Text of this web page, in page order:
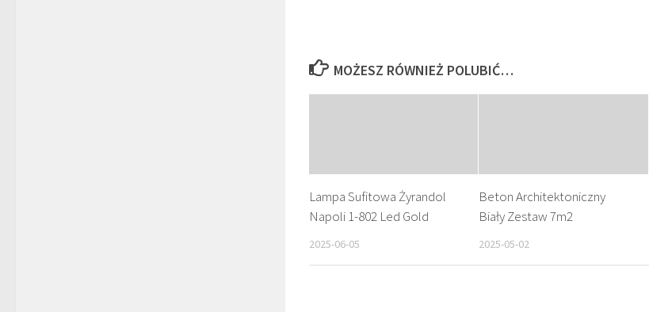
MOŻESZ RÓWNIEŻ POLUBIĆ…
Lampa Sufitowa Żyrandol
Napoli 1-802 Led Gold
2025-06-05
Beton Architektoniczny
Biały Zestaw 7m2
2025-05-02